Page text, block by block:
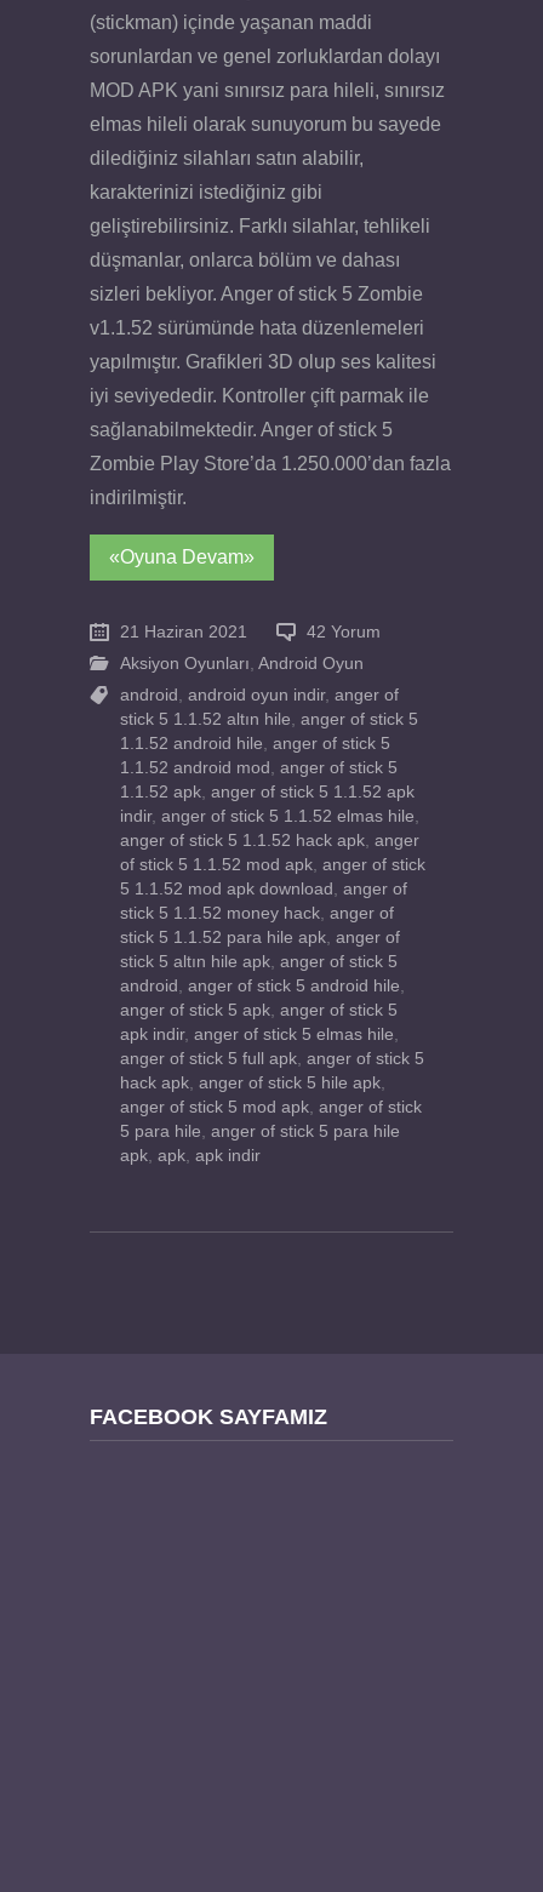
(stickman) içinde yaşanan maddi
sorunlardan ve genel zorluklardan dolayı
MOD APK yani sınırsız para hileli, sınırsız
elmas hileli olarak sunuyorum bu sayede
dilediğiniz silahları satın alabilir,
karakterinizi istediğiniz gibi
geliştirebilirsiniz. Farklı silahlar, tehlikeli
düşmanlar, onlarca bölüm ve dahası
sizleri bekliyor. Anger of stick 5 Zombie
v1.1.52 sürümünde hata düzenlemeleri
yapılmıştır. Grafikleri 3D olup ses kalitesi
iyi seviyededir. Kontroller çift parmak ile
sağlanabilmektedir. Anger of stick 5
Zombie Play Store’da 1.250.000’dan fazla
indirilmiştir.
«Oyuna Devam»
21 Haziran 2021
42 Yorum
Aksiyon Oyunları Android Oyun
android
android oyun indir, anger of
stick 5 1.1.52 altın hile anger of stick 5
1.1.52 android hile anger of stick 5
1.1.52 android mod
anger of stick 5
1.1.52 apk anger of stick 5 1.1.52 apk
indir, anger of stick 5 1.1.52 elmas hile
anger of stick 5 1.1.52 hack apk anger
of stick 5 1.1.52 mod apk anger of stick
5 1.1.52 mod apk download
anger of
stick 5 1.1.52 money hack anger of
stick 5 1.1.52 para hile apk anger of
stick 5 altın hile apk anger of stick 5
android
anger of stick 5 android hile
anger of stick 5 apk anger of stick 5
apk indir, anger of stick 5 elmas hile
anger of stick 5 full apk anger of stick 5
hack apk anger of stick 5 hile apk
anger of stick 5 mod apk anger of stick
5 para hile anger of stick 5 para hile
apk apk apk indir
FACEBOOK SAYFAMIZ